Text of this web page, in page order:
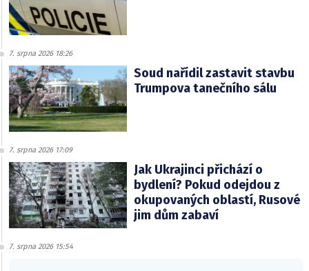
7. srpna 2026 18:26
Soud nařídil zastavit stavbu
Trumpova tanečního sálu
7. srpna 2026 17:09
Jak Ukrajinci přichází o
bydlení? Pokud odejdou z
okupovaných oblastí, Rusové
jim dům zabaví
7. srpna 2026 15:54